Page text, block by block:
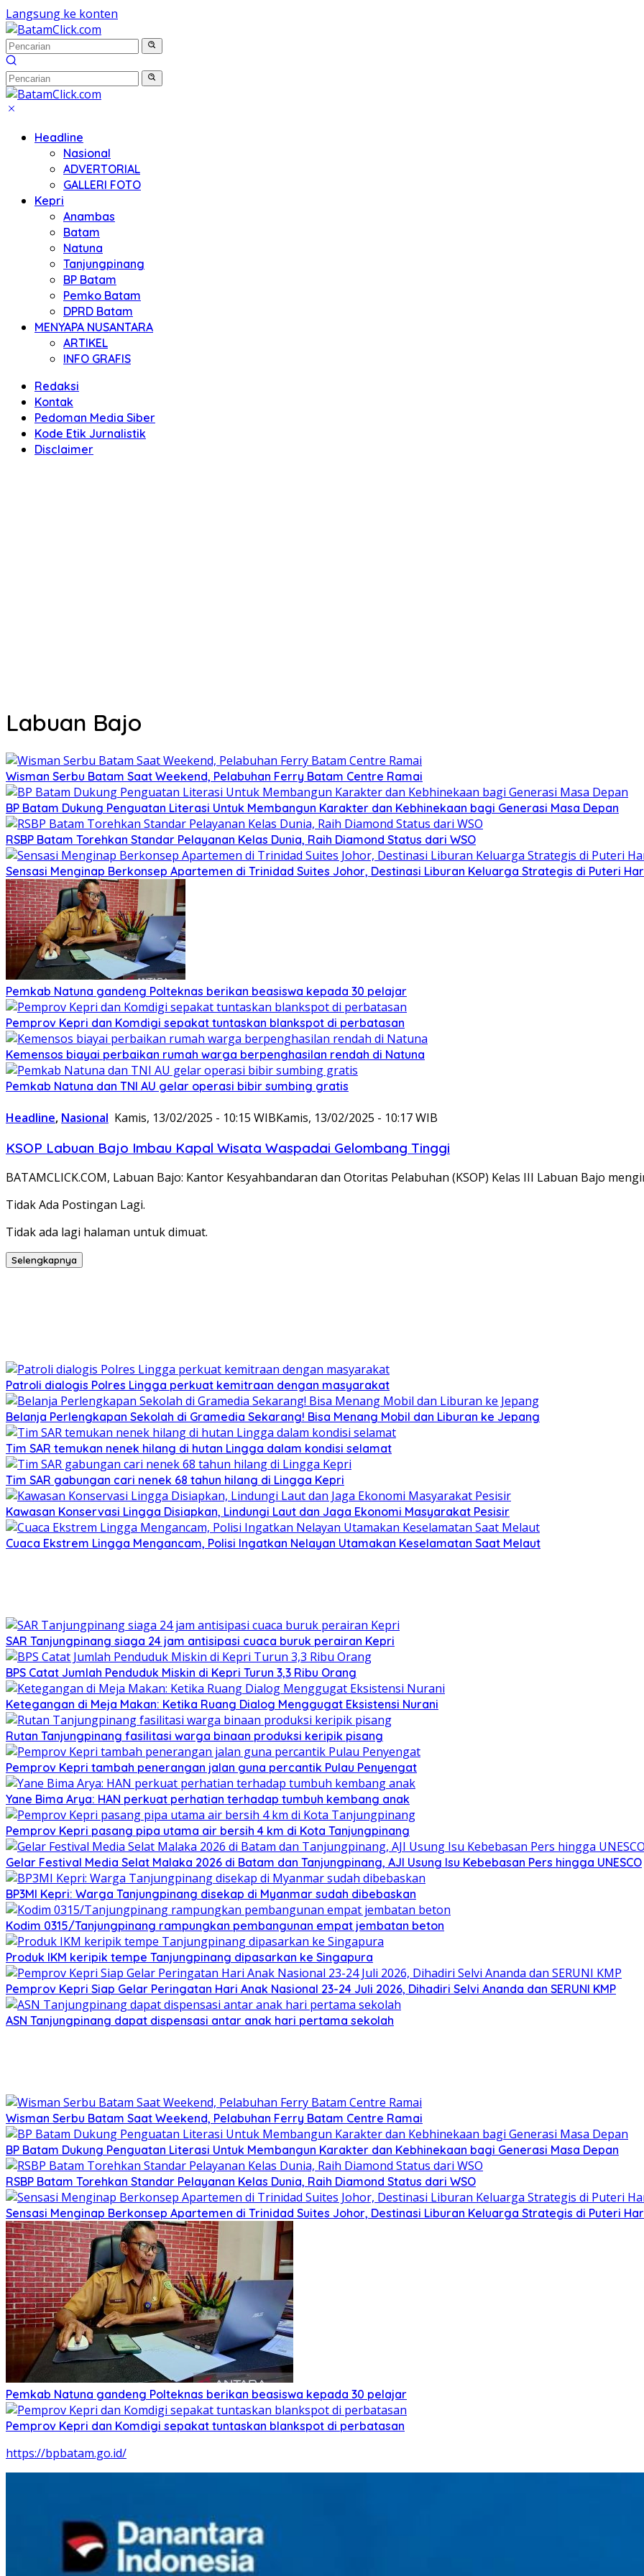
Langsung ke konten
Headline
Nasional
ADVERTORIAL
GALLERI FOTO
Kepri
Anambas
Batam
Natuna
Tanjungpinang
BP Batam
Pemko Batam
DPRD Batam
MENYAPA NUSANTARA
ARTIKEL
INFO GRAFIS
Redaksi
Kontak
Pedoman Media Siber
Kode Etik Jurnalistik
Disclaimer
Labuan Bajo
Wisman Serbu Batam Saat Weekend, Pelabuhan Ferry Batam Centre Ramai
BP Batam Dukung Penguatan Literasi Untuk Membangun Karakter dan Kebhinekaan bagi Generasi Masa Depan
RSBP Batam Torehkan Standar Pelayanan Kelas Dunia, Raih Diamond Status dari WSO
Sensasi Menginap Berkonsep Apartemen di Trinidad Suites Johor, Destinasi Liburan Keluarga Strategis di Puteri
Pemkab Natuna gandeng Polteknas berikan beasiswa kepada 30 pelajar
Pemprov Kepri dan Komdigi sepakat tuntaskan blankspot di perbatasan
Kemensos biayai perbaikan rumah warga berpenghasilan rendah di Natuna
Pemkab Natuna dan TNI AU gelar operasi bibir sumbing gratis
Headline, Nasional Kamis, 13/02/2025 - 10:15 WIBKamis, 13/02/2025 - 10:17 WIB
KSOP Labuan Bajo Imbau Kapal Wisata Waspadai Gelombang Tinggi
BATAMCLICK.COM, Labuan Bajo: Kantor Kesyahbandaran dan Otoritas Pelabuhan (KSOP) Kelas III Labuan Bajo
Tidak Ada Postingan Lagi.
Tidak ada lagi halaman untuk dimuat.
Selengkapnya
Patroli dialogis Polres Lingga perkuat kemitraan dengan masyarakat
Belanja Perlengkapan Sekolah di Gramedia Sekarang! Bisa Menang Mobil dan Liburan ke Jepang
Tim SAR temukan nenek hilang di hutan Lingga dalam kondisi selamat
Tim SAR gabungan cari nenek 68 tahun hilang di Lingga Kepri
Kawasan Konservasi Lingga Disiapkan, Lindungi Laut dan Jaga Ekonomi Masyarakat Pesisir
Cuaca Ekstrem Lingga Mengancam, Polisi Ingatkan Nelayan Utamakan Keselamatan Saat Melaut
SAR Tanjungpinang siaga 24 jam antisipasi cuaca buruk perairan Kepri
BPS Catat Jumlah Penduduk Miskin di Kepri Turun 3,3 Ribu Orang
Ketegangan di Meja Makan: Ketika Ruang Dialog Menggugat Eksistensi Nurani
Rutan Tanjungpinang fasilitasi warga binaan produksi keripik pisang
Pemprov Kepri tambah penerangan jalan guna percantik Pulau Penyengat
Yane Bima Arya: HAN perkuat perhatian terhadap tumbuh kembang anak
Pemprov Kepri pasang pipa utama air bersih 4 km di Kota Tanjungpinang
Gelar Festival Media Selat Malaka 2026 di Batam dan Tanjungpinang, AJI Usung Isu Kebebasan Pers hingga UNESCO
BP3MI Kepri: Warga Tanjungpinang disekap di Myanmar sudah dibebaskan
Kodim 0315/Tanjungpinang rampungkan pembangunan empat jembatan beton
Produk IKM keripik tempe Tanjungpinang dipasarkan ke Singapura
Pemprov Kepri Siap Gelar Peringatan Hari Anak Nasional 23-24 Juli 2026, Dihadiri Selvi Ananda dan SERUNI KMP
ASN Tanjungpinang dapat dispensasi antar anak hari pertama sekolah
Wisman Serbu Batam Saat Weekend, Pelabuhan Ferry Batam Centre Ramai
BP Batam Dukung Penguatan Literasi Untuk Membangun Karakter dan Kebhinekaan bagi Generasi Masa Depan
RSBP Batam Torehkan Standar Pelayanan Kelas Dunia, Raih Diamond Status dari WSO
Sensasi Menginap Berkonsep Apartemen di Trinidad Suites Johor, Destinasi Liburan Keluarga Strategis di Puteri
Pemkab Natuna gandeng Polteknas berikan beasiswa kepada 30 pelajar
Pemprov Kepri dan Komdigi sepakat tuntaskan blankspot di perbatasan
https://bpbatam.go.id/